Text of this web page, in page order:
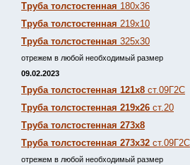
Труба толстостенная 180х36
Труба толстостенная 219х10
Труба толстостенная 325х30
отрежем в любой необходимый размер
09.02.2023
Труба толстостенная 121х8 ст.09Г2С
Труба толстостенная 219х26 ст.20
Труба толстостенная 273х8
Труба толстостенная 273х32 ст.09Г2С
отрежем в любой необходимый размер